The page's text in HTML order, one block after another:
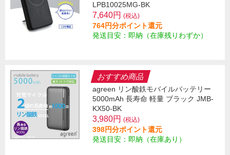
LPB10025MG-BK
7,640円 (税込)
764円分ポイント還元
発送目安：即納（在庫残りわずか）
おすすめ商品
agreen リン酸鉄モバイルバッテリー
5000mAh 長寿命 軽量 ブラック JMB-
KX50-BK
3,980円 (税込)
398円分ポイント還元
発送目安：即納（在庫あり）